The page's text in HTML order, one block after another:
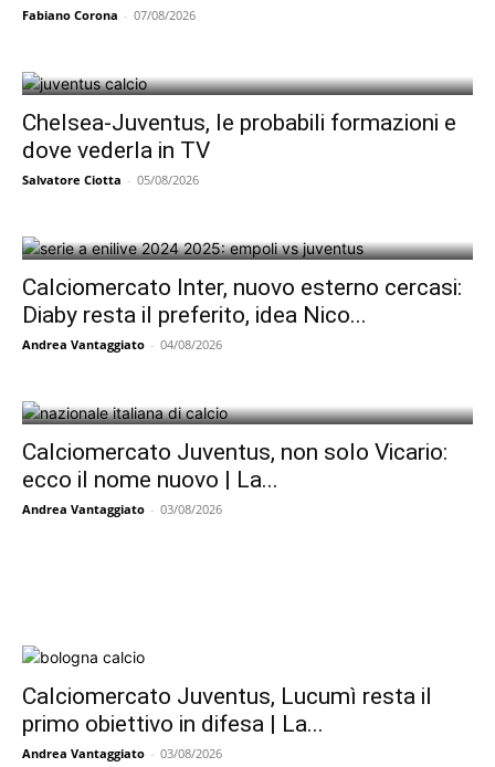
Fabiano Corona - 07/08/2026
Chelsea-Juventus, le probabili formazioni e
dove vederla in TV
Salvatore Ciotta - 05/08/2026
Calciomercato Inter, nuovo esterno cercasi:
Diaby resta il preferito, idea Nico...
Andrea Vantaggiato - 04/08/2026
Calciomercato Juventus, non solo Vicario:
ecco il nome nuovo | La...
Andrea Vantaggiato - 03/08/2026
Calciomercato Juventus, Lucumì resta il
primo obiettivo in difesa | La...
Andrea Vantaggiato - 03/08/2026